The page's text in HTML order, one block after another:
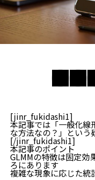
[jinr_fukidashi1]
本記事では「一般化線
な方法なの？」という
[/jinr_fukidashi1]
本記事のポイント
GLMMの特徴は固定効
ろにあります
複雑な現象に応じた統